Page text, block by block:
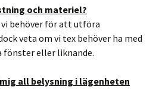
och materiel?
behöver för att utföra
veta om vi tex behöver ha med
fönster eller liknande.
all belysning i lägenheten